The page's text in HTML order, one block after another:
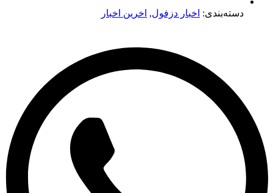
دسته‌بندی: اخبار دزفول,اخرین اخبار